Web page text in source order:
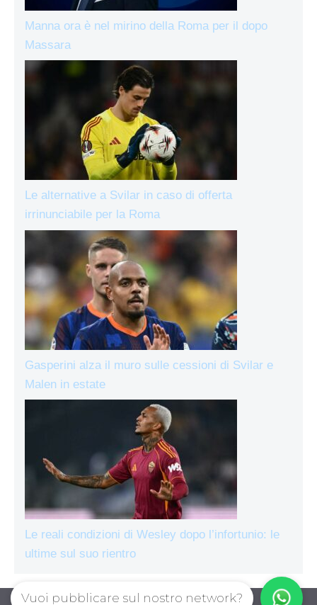
Manna ora è nel mirino della Roma per il dopo
Massara
Le alternative a Svilar in caso di offerta
irrinunciabile per la Roma
Gasperini alza il muro sulle cessioni di Svilar e
Malen in estate
Le reali condizioni di Wesley dopo l’infortunio: le
ultime sul suo rientro
Vuoi pubblicare sul nostro network?